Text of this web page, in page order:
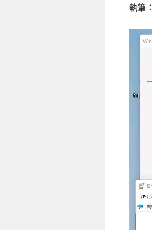
執筆：